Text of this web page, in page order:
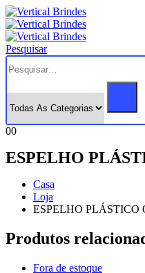
Pesquisar
00
ESPELHO
Casa
Loja
ESPELHO PLÁSTICO
Produtos
Fora de estoque